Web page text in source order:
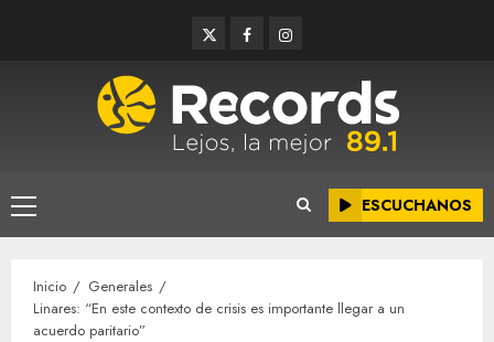
TwitterFacebookInstagram
Menú
principal
ESCUCHANOS
Inicio
Generales
Linares: “En este contexto de crisis es importante llegar a un
acuerdo paritario”